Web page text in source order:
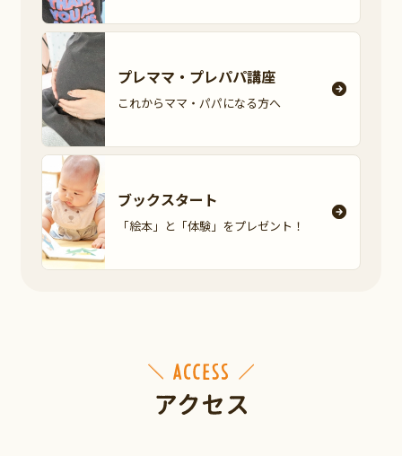
プレママ・ プレパパ講座
これからママ・パパになる方へ
ブックスタート
「絵本」と「体験」をプレゼント！